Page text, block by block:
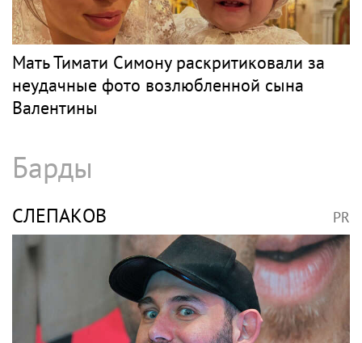
Кипа, цицит и молитвы: Моргенштерн*
удивил публику новым образом и
репертуаром
ТИМАТИ